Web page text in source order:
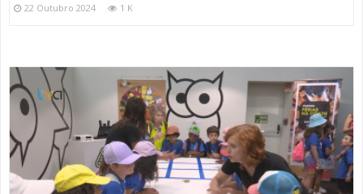
22 Outubro 2024 1 K